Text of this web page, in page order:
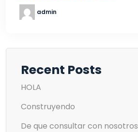
admin
Recent Posts
HOLA
Construyendo
De que consultar con nosotros